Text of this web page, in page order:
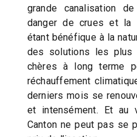
grande canalisation
danger de crues et la
étant bénéfique à la
des solutions les
chères à long terme
réchauffement
derniers mois se
et intensément. Et
Canton ne peut pas se